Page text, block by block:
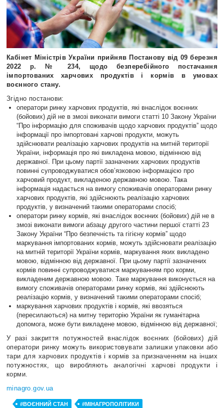
Кабінет Міністрів України прийняв Постанову від 09 березня
2022 р. № 234, щодо безперебійного постачання
імпортованих харчових продуктів і кормів в умовах
воєнного стану.
Згідно постанови:
оператори ринку харчових продуктів, які внаслідок воєнних
(бойових) дій не в змозі виконати вимоги статті 10 Закону України
“Про інформацію для споживачів щодо харчових продуктівˮ щодо
інформації про імпортовані харчові продукти, можуть
здійснювати реалізацію харчових продуктів на митній території
України, інформація про які викладена мовою, відмінною від
державної. При цьому партії зазначених харчових продуктів
повинні супроводжуватися обов’язковою інформацією про
харчовий продукт, викладеною державною мовою. Така
інформація надається на вимогу споживачів операторами ринку
харчових продуктів, які здійснюють реалізацію харчових
продуктів, у визначений такими операторами спосіб;
оператори ринку кормів, які внаслідок воєнних (бойових) дій не в
змозі виконати вимоги абзацу другого частини першої статті 23
Закону України “Про безпечність та гігієну кормівˮ щодо
маркування імпортованих кормів, можуть здійснювати реалізацію
на митній території України кормів, маркування яких викладено
мовою, відмінною від державної. При цьому партії зазначених
кормів повинні супроводжуватися маркуванням про корми,
викладеним державною мовою. Таке маркування виконується на
вимогу споживачів операторами ринку кормів, які здійснюють
реалізацію кормів, у визначений такими операторами спосіб;
маркування харчових продуктів і кормів, які ввозяться
(пересилаються) на митну територію України як гуманітарна
допомога, може бути викладене мовою, відмінною від державної;
У разі закриття потужностей внаслідок воєнних (бойових) дій
оператори ринку можуть використовувати залишки упаковки або
тари для харчових продуктів і кормів за призначенням на інших
потужностях, що виробляють аналогічні харчові продукти і
корми.
minagro.gov.ua
#ВОЄННИЙ СТАН
#МІНАГРОПОЛІТИКИ